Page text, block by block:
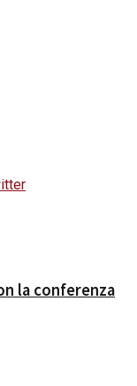
la conferenza